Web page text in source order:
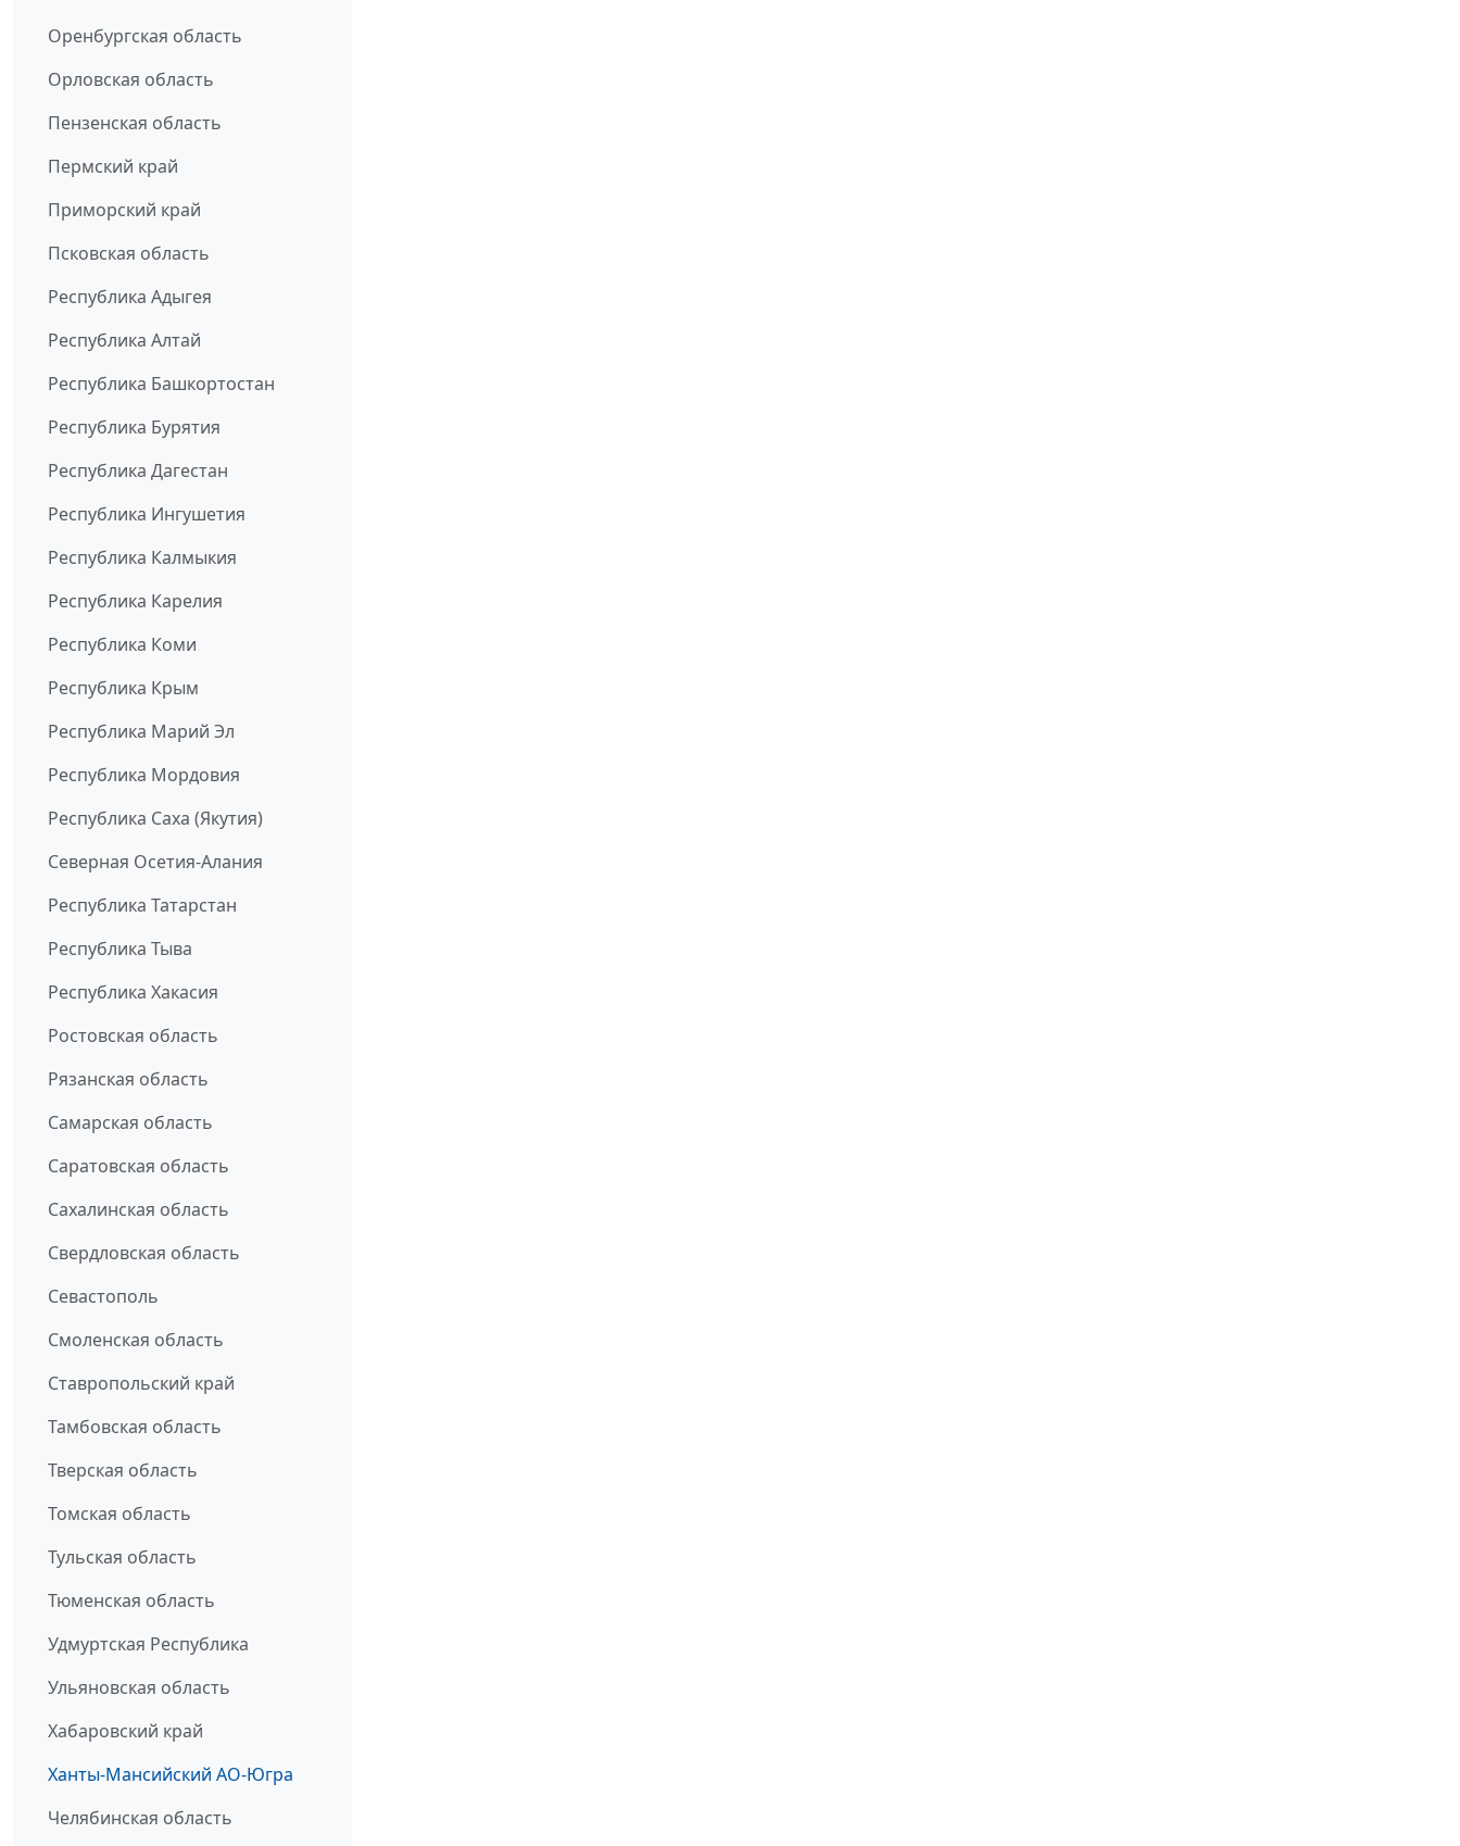
Оренбургская область
Орловская область
Пензенская область
Пермский край
Приморский край
Псковская область
Республика Адыгея
Республика Алтай
Республика Башкортостан
Республика Бурятия
Республика Дагестан
Республика Ингушетия
Республика Калмыкия
Республика Карелия
Республика Коми
Республика Крым
Республика Марий Эл
Республика Мордовия
Республика Саха (Якутия)
Северная Осетия-Алания
Республика Татарстан
Республика Тыва
Республика Хакасия
Ростовская область
Рязанская область
Самарская область
Саратовская область
Сахалинская область
Свердловская область
Севастополь
Смоленская область
Ставропольский край
Тамбовская область
Тверская область
Томская область
Тульская область
Тюменская область
Удмуртская Республика
Ульяновская область
Хабаровский край
Ханты-Мансийский АО-Югра
Челябинская область